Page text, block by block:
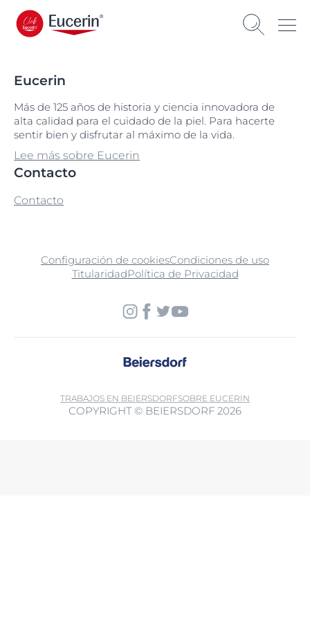
Eucerin
Más de 125 años de historia y ciencia innovadora de
alta calidad para el cuidado de la piel. Para hacerte
sentir bien y disfrutar al máximo de la vida.
Lee más sobre Eucerin
Contacto
Contacto
Configuración de cookiesCondiciones de uso
TitularidadPolítica de Privacidad
TRABAJOS EN BEIERSDORFSOBRE EUCERIN
COPYRIGHT © BEIERSDORF 2026